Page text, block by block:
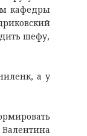
кафедры
шефу,
а у
Валентина